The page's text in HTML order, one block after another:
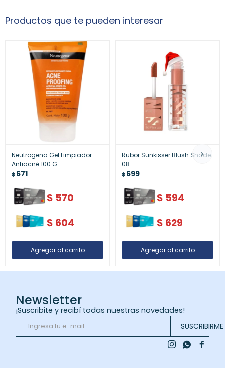
Productos que te pueden interesar
Neutrogena Gel Limpiador
Antiacné 100 G
$671
$ 570
$ 604
Rubor Sunkisser Blush Shade
08
$699
$ 594
$ 629
Newsletter
¡Suscribite y recibí todas nuestras novedades!
SUSCRIBIRME

 